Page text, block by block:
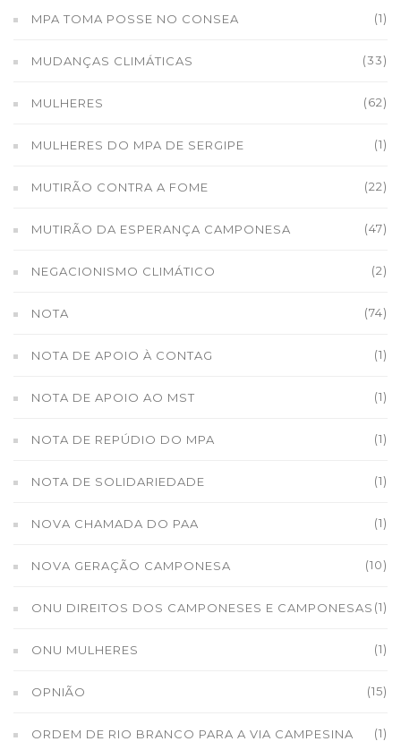
MPA TOMA POSSE NO CONSEA (1)
MUDANÇAS CLIMÁTICAS (33)
MULHERES (62)
MULHERES DO MPA DE SERGIPE (1)
MUTIRÃO CONTRA A FOME (22)
MUTIRÃO DA ESPERANÇA CAMPONESA (47)
NEGACIONISMO CLIMÁTICO (2)
NOTA (74)
NOTA DE APOIO À CONTAG (1)
NOTA DE APOIO AO MST (1)
NOTA DE REPÚDIO DO MPA (1)
NOTA DE SOLIDARIEDADE (1)
NOVA CHAMADA DO PAA (1)
NOVA GERAÇÃO CAMPONESA (10)
ONU DIREITOS DOS CAMPONESES E CAMPONESAS (1)
ONU MULHERES (1)
OPNIÃO (15)
ORDEM DE RIO BRANCO PARA A VIA CAMPESINA (1)